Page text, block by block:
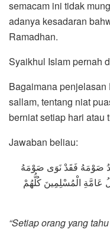
semacam ini tidak
adanya kesadaran
Ramadhan.
Syaikhul Islam pernah
Bagaimana
sallam, tentang niat
berniat setiap hari atau
Jawaban beliau:
صَوْمَهُ فَقَدْ نَوَى صَوْمَهُ
عَامَّةِ الْمُسْلِمِينَ كُلُّهُمْ
“Setiap orang yang